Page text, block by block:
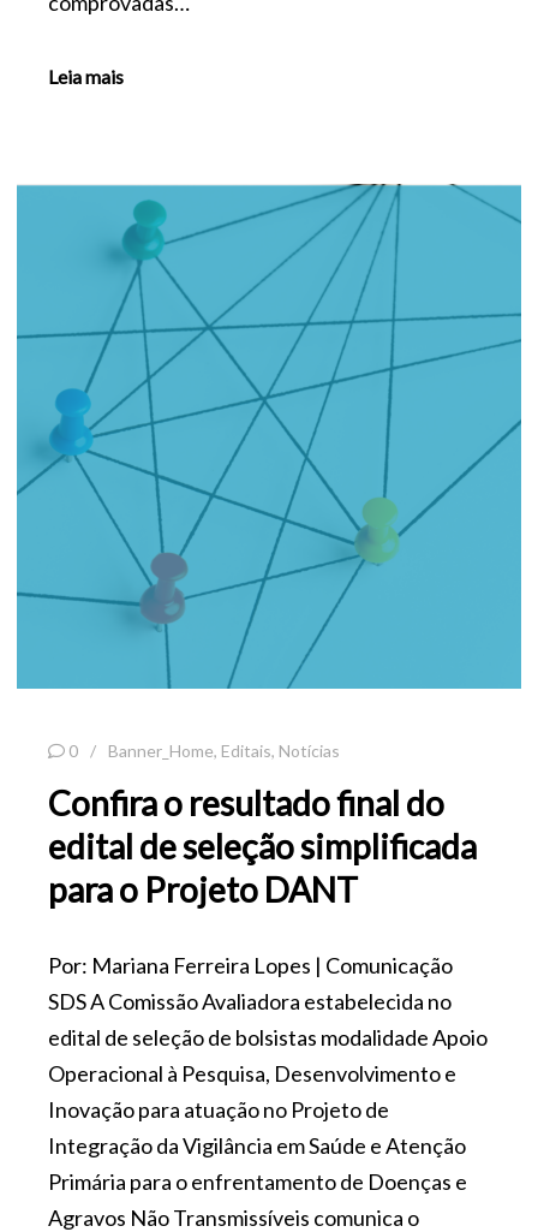
Leia mais
0 Banner_Home, Editais, Notícias
Confira o resultado final do
edital de seleção simplificada
para o Projeto DANT
Por: Mariana Ferreira Lopes | Comunicação
SDS A Comissão Avaliadora estabelecida no
edital de seleção de bolsistas modalidade Apoio
Operacional à Pesquisa, Desenvolvimento e
Inovação para atuação no Projeto de
Integração da Vigilância em Saúde e Atenção
Primária para o enfrentamento de Doenças e
Agravos Não Transmissíveis comunica o